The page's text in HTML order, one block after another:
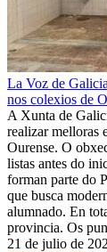
La Voz de Galicia
nos colexios de
A Xunta de
realizar melloras
Ourense. O
listas antes do
forman parte do
que busca
alumnado. En
provincia. Os
21 de julio de